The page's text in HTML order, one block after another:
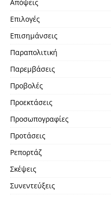
Απόψεις
Επιλογές
Επισημάνσεις
Παραπολιτική
Παρεμβάσεις
Προβολές
Προεκτάσεις
Προσωπογραφίες
Προτάσεις
Ρεπορτάζ
Σκέψεις
Συνεντεύξεις